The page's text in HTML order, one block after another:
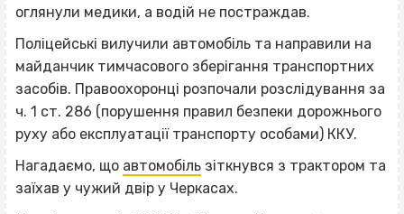
оглянули медики, а водій не постраждав.
Поліцейські вилучили автомобіль та направили на
майданчик тимчасового зберігання транспортних
засобів. Правоохоронці розпочали розслідування за
ч. 1 ст. 286 (порушення правил безпеки дорожнього
руху або експлуатації транспорту особами) ККУ.
Нагадаємо, що автомобіль зіткнувся з трактором та
заїхав у чужий двір у Черкасах.